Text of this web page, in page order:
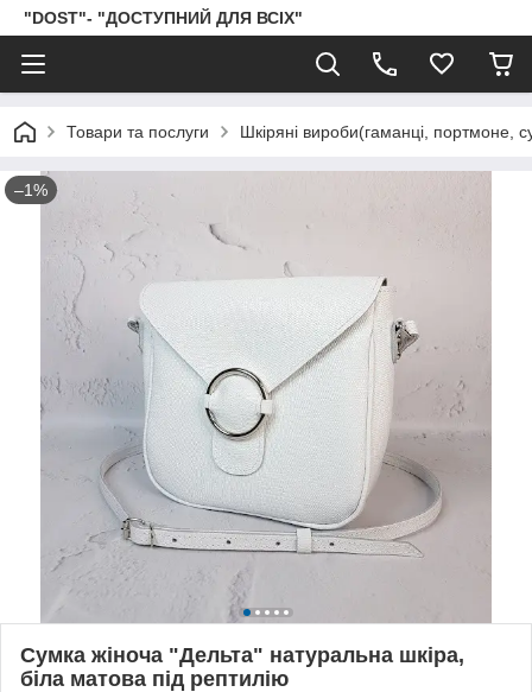
"DOST"- "ДОСТУПНИЙ ДЛЯ ВСІХ"
Товари та послуги Шкіряні вироби(гаманці, портмоне,
–1%
Сумка жіноча "Дельта" натуральна шкіра,
біла матова під рептилію